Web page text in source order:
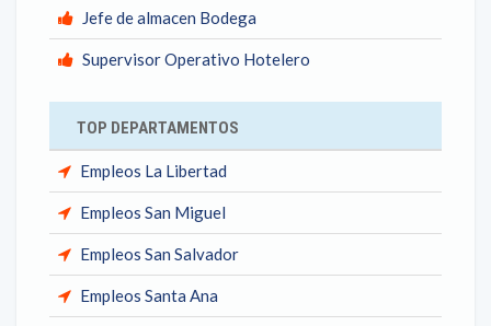
Jefe de almacen Bodega
Supervisor Operativo Hotelero
TOP DEPARTAMENTOS
Empleos La Libertad
Empleos San Miguel
Empleos San Salvador
Empleos Santa Ana